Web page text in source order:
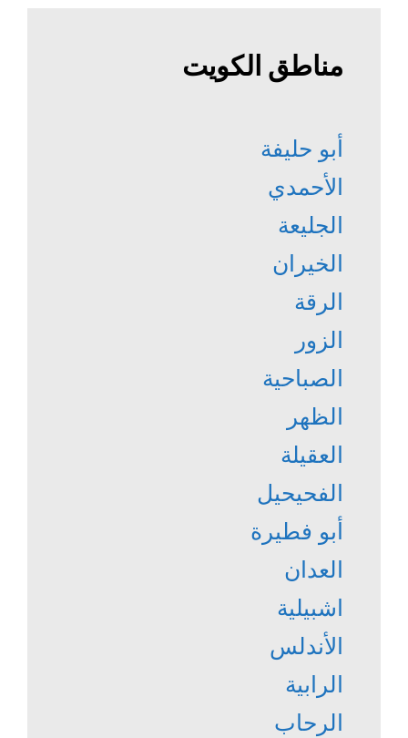
مناطق الكويت
أبو حليفة
الأحمدي
الجليعة
الخيران
الرقة
الزور
الصباحية
الظهر
العقيلة
الفحيحيل
أبو فطيرة
العدان
اشبيلية
الأندلس
الرابية
الرحاب